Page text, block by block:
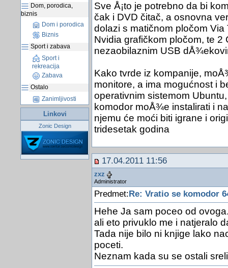
Dom, porodica,
biznis
Dom i porodica
Biznis
Sport i zabava
Sport i
rekreacija
Zabava
Ostalo
Zanimljivosti
Linkovi
Zonic Design
Sve Å¡to je potrebno da bi
čak i DVD čitač, a osnovna
dolazi s matičnom pločom
Nvidia grafičkom pločom, te 2
nezaobilaznim USB
Kako tvrde iz kompanije,
monitore, a ima mogućnost i
operativnim sistemom
komodor moÅ¾e instalirati i
njemu će moći biti igrane i
tridesetak godina
17.04.2011 11:56
zxz
Administrator
Predmet:Re: Vratio se komodor
Hehe Ja sam poceo od
ali eto privuklo me i natjeralo
Tada nije bilo ni knjige lako
poceti.
Neznam kada su se ostali